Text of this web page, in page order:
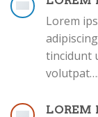
Lorem
tincidunt
volutpat….
LOREM